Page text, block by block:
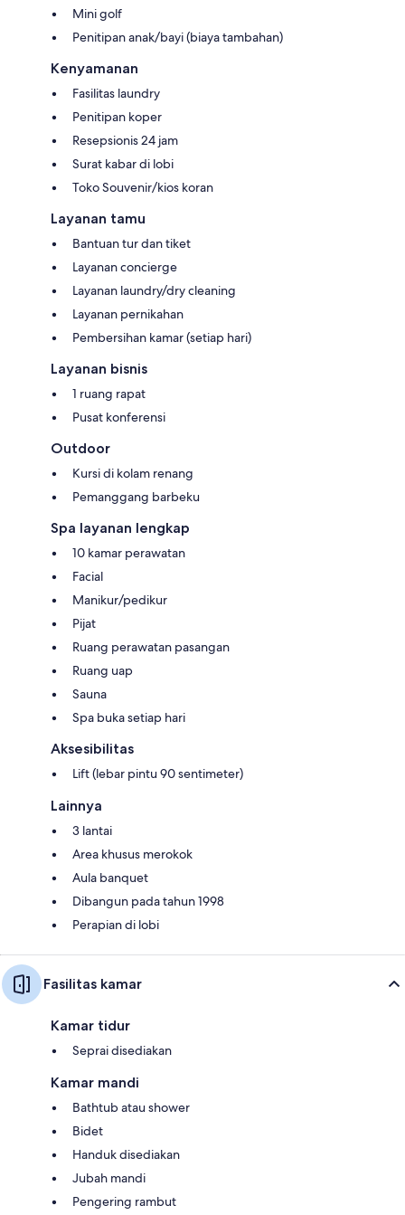
Mini golf
Penitipan anak/bayi (biaya tambahan)
Kenyamanan
Fasilitas laundry
Penitipan koper
Resepsionis 24 jam
Surat kabar di lobi
Toko Souvenir/kios koran
Layanan tamu
Bantuan tur dan tiket
Layanan concierge
Layanan laundry/dry cleaning
Layanan pernikahan
Pembersihan kamar (setiap hari)
Layanan bisnis
1 ruang rapat
Pusat konferensi
Outdoor
Kursi di kolam renang
Pemanggang barbeku
Spa layanan lengkap
10 kamar perawatan
Facial
Manikur/pedikur
Pijat
Ruang perawatan pasangan
Ruang uap
Sauna
Spa buka setiap hari
Aksesibilitas
Lift (lebar pintu 90 sentimeter)
Lainnya
3 lantai
Area khusus merokok
Aula banquet
Dibangun pada tahun 1998
Perapian di lobi
Fasilitas kamar
Kamar tidur
Seprai disediakan
Kamar mandi
Bathtub atau shower
Bidet
Handuk disediakan
Jubah mandi
Pengering rambut